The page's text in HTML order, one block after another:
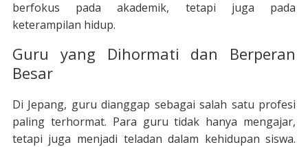
berfokus pada akademik, tetapi juga pada
keterampilan hidup.
Guru yang Dihormati dan Berperan
Besar
Di Jepang, guru dianggap sebagai salah satu profesi
paling terhormat. Para guru tidak hanya mengajar,
tetapi juga menjadi teladan dalam kehidupan siswa.